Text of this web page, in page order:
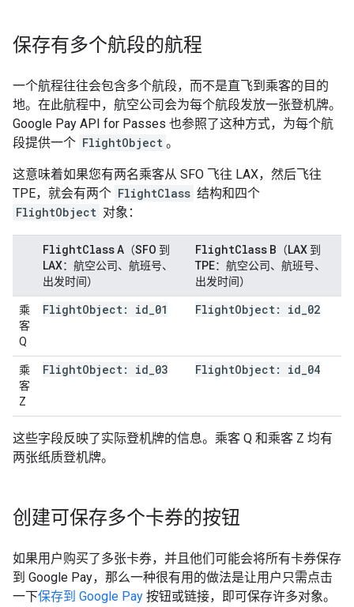
保存有多个航段的航程
一个航程往往会包含多个航段，而不是直飞到乘客的目的
地。在此航程中，航空公司会为每个航段发放一张登机牌。
Google Pay API for Passes 也参照了这种方式，为每个航
段提供一个 FlightObject 。
这意味着如果您有两名乘客从 SFO 飞往 LAX，然后飞往
TPE，就会有两个 FlightClass 结构和四个
FlightObject 对象：
FlightClassA（SFO 到
LAX：航空公司、航班号、
出发时间）
FlightClass B（LAX 到
TPE：航空公司、航班号、
出发时间）
乘
客
Q
FlightObject: id 01 FlightObject: id 02
乘
客
Z
FlightObject: id 03 FlightObject: id 04
这些字段反映了实际登机牌的信息。乘客 Q 和乘客 Z 均有
两张纸质登机牌。
创建可保存多个卡券的按钮
如果用户购买了多张卡券，并且他们可能会将所有卡券保存
到 Google Pay，那么一种很有用的做法是让用户只需点击
一下保存到 Google Pay 按钮或链接，即可保存许多对象。